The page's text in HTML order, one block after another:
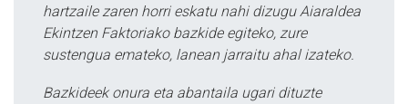
hartzaile zaren horri eskatu nahi dizugu Aiaraldea
Ekintzen Faktoriako bazkide egiteko, zure
sustengua emateko, lanean jarraitu ahal izateko.
Bazkideek onura eta abantaila ugari dituzte